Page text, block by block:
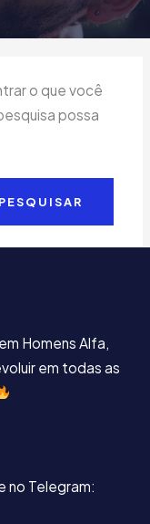
o que você
possa
Homens Alfa,
em todas as
no Telegram: